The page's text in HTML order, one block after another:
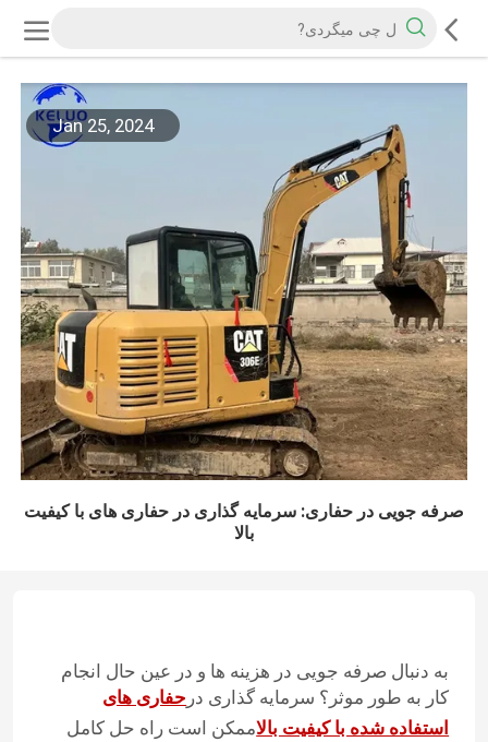
Jan 25, 2024
صرفه جویی در حفاری: سرمایه گذاری در حفاری های با کیفیت
بالا
به دنبال صرفه جویی در هزینه ها و در عین حال انجام
کار به طور موثر؟ سرمایه گذاری در حفاری های
استفاده شده با کیفیت بالاممکن است راه حل کامل